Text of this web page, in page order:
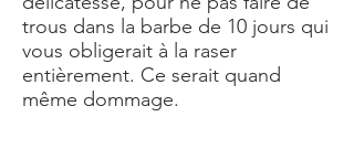
trous dans la barbe de 10 jours qui
vous obligerait à la raser
entièrement. Ce serait quand
même dommage.